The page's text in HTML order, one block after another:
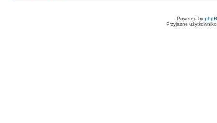
Powered by
Przyjazne